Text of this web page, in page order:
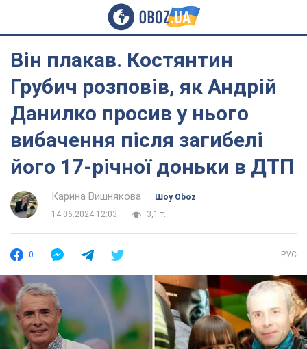
Він плакав. Костянтин
Грубич розповів, як Андрій
Данилко просив у нього
вибачення після загибелі
його 17-річної доньки в ДТП
Карина Вишнякова
Шоу Oboz
14.06.2024 12:03
3,1 т.
0 РУС